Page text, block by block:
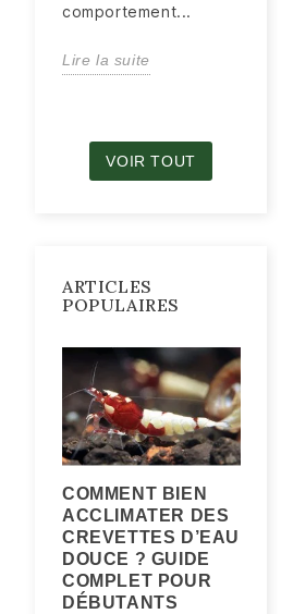
comportement...
Lire la suite
VOIR TOUT
ARTICLES
POPULAIRES
COMMENT BIEN
ACCLIMATER DES
CREVETTES D’EAU
DOUCE ? GUIDE
COMPLET POUR
DÉBUTANTS